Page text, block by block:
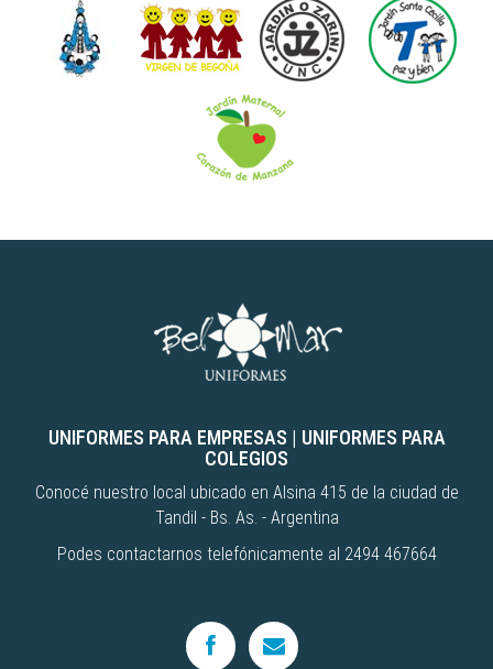
UNIFORMES PARA EMPRESAS | UNIFORMES PARA
COLEGIOS
Conocé nuestro local ubicado en Alsina 415 de la ciudad de
Tandil - Bs. As. - Argentina
Podes contactarnos telefónicamente al 2494 467664